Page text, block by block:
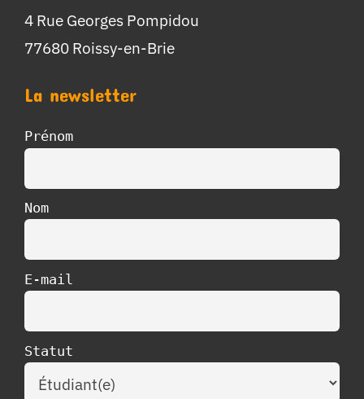
4 Rue Georges Pompidou
77680 Roissy-en-Brie
La newsletter
Prénom
Nom
E-mail
Statut